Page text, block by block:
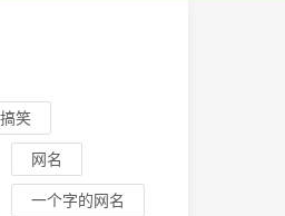
搞笑
网名
一个字的网名